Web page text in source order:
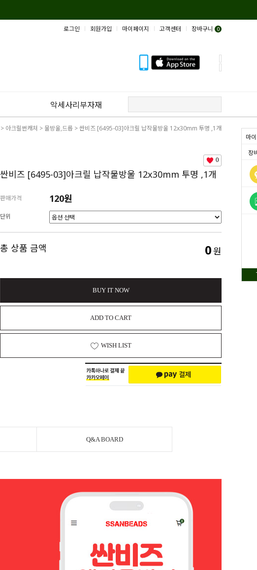
마
장
로그인 회원가입 마이페이지 고객센터 장바구니 0
악세사리부자재
> 아크릴썬캐쳐 > 물방울,드롭 > 싼비즈 [6495-03]아크릴 납작물방울 12x30mm 투명 ,1개
0
싼비즈 [6495-03]아크릴 납작물방울 12x30mm 투명 ,1개
판매가격 120원
단위
총 상품 금액 0원
BUY IT NOW
ADD TO CART
WISH LIST
Q&A BOARD